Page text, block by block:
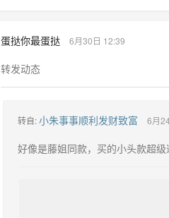
蛋挞你最蛋挞 6月30日 12:39
转发动态
转自:小朱事事顺利发财致富 6月
好像是藤姐同款，买的小头款超